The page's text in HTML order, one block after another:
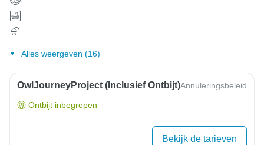
Alles weergeven (16)
OwlJourneyProject (inclusief Ontbijt)Annuleringsbeleid
Ontbijt inbegrepen
Bekijk de tarieven